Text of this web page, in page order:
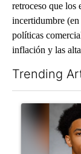
retroceso que los
incertidumbre
políticas
inflación y las
Trending
A trending